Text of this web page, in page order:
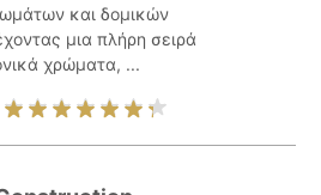
και δομικών
μια πλήρη σειρά
χρώματα, ...